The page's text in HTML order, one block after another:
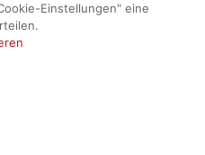
Einstellungen" eine